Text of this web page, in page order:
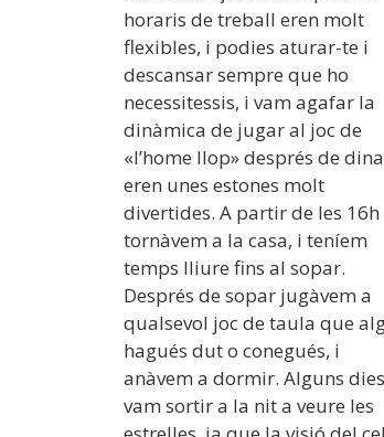
horaris de treball eren molt
flexibles, i podies aturar-te i
descansar sempre que ho
necessitessis, i vam agafar la
dinàmica de jugar al joc de
«l’home llop» després de
eren unes estones molt
divertides. A partir de les 16h
tornàvem a la casa, i teníem
temps lliure fins al sopar.
Després de sopar jugàvem a
qualsevol joc de taula que
hagués dut o conegués, i
anàvem a dormir. Alguns dies
vam sortir a la nit a veure les